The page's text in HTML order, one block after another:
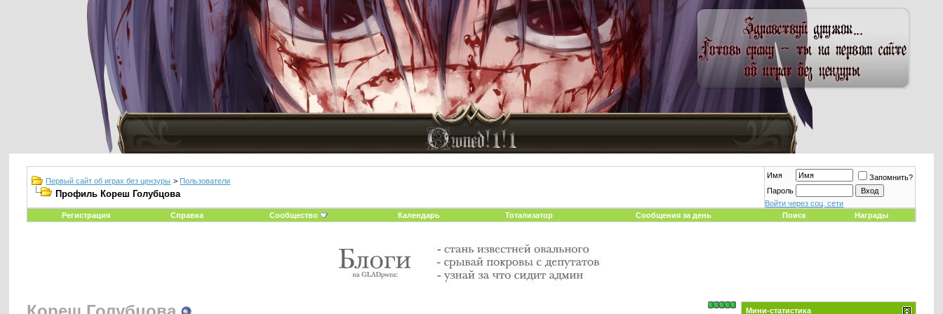
Первый сайт об играх без цензуры > Пользователи
Профиль Кореш Голубцова
Имя
Запомнить?
Пароль
Войти через соц. сети
Регистрация
Справка Сообщество Календарь Тотализатор Сообщения за день Поиск Награды
Мини-статистика